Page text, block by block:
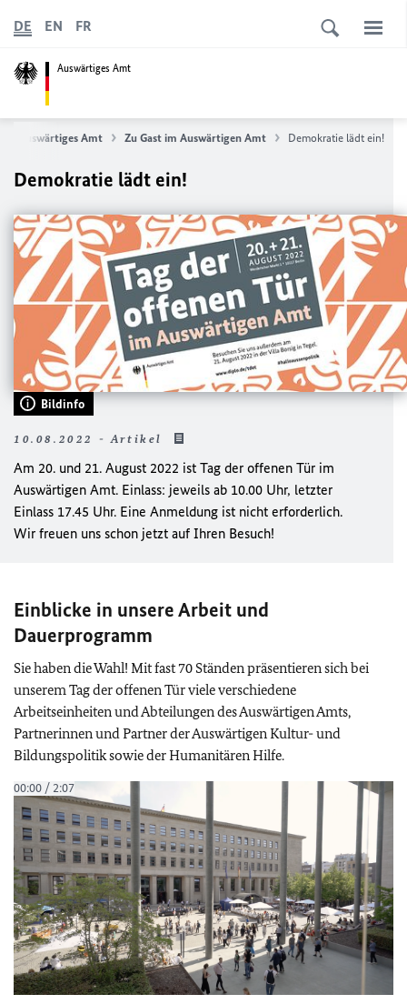
Auswärtiges Amt
DE EN FR
Auswärtiges Amt Zu Gast im Auswärtigen Amt Demokratie lädt ein!
Demokratie lädt ein!
Bildinfo
10.08.2022 - Artikel
Am 20. und 21. August 2022 ist Tag der offenen Tür im
Auswärtigen Amt. Einlass: jeweils ab 10.00 Uhr, letzter
Einlass 17.45 Uhr. Eine Anmeldung ist nicht erforderlich.
Wir freuen uns schon jetzt auf Ihren Besuch!
Einblicke in unsere Arbeit und
Dauerprogramm
Sie haben die Wahl! Mit fast 70 Ständen präsentieren sich bei
unserem Tag der offenen Tür viele verschiedene
Arbeitseinheiten und Abteilungen des Auswärtigen Amts,
Partnerinnen und Partner der Auswärtigen Kultur- und
Bildungspolitik sowie der Humanitären Hilfe.